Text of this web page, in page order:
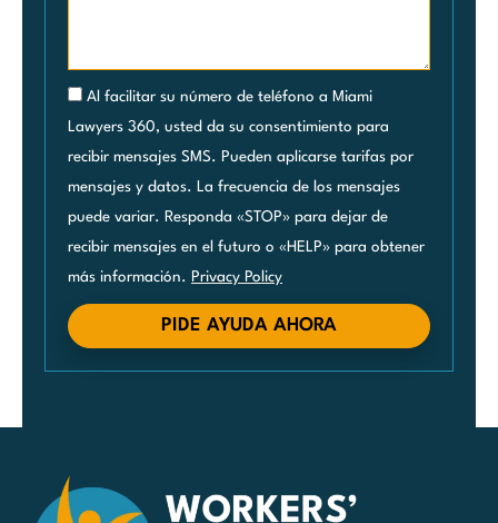
Al facilitar su número de teléfono a Miami
Lawyers 360, usted da su consentimiento para
recibir mensajes SMS. Pueden aplicarse tarifas por
mensajes y datos. La frecuencia de los mensajes
puede variar. Responda «STOP» para dejar de
recibir mensajes en el futuro o «HELP» para obtener
más información. Privacy Policy
PIDE AYUDA AHORA